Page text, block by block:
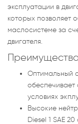
эксплуатации в
которых позволяет
маслосистеме за
двигателя.
Оптимальный
обеспечивает
условиях
Высокие
Diesel 1 SAE